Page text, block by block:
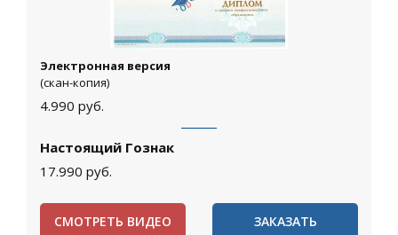
Электронная версия
(скан-копия)
4.990 руб.
Настоящий Гознак
17.990 руб.
СМОТРЕТЬ ВИДЕО ЗАКАЗАТЬ